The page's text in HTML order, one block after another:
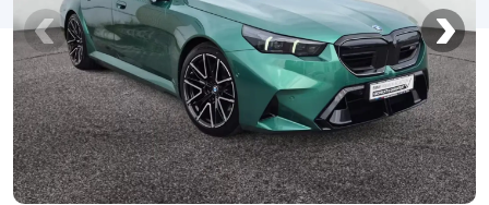
Despre Noi
Contact